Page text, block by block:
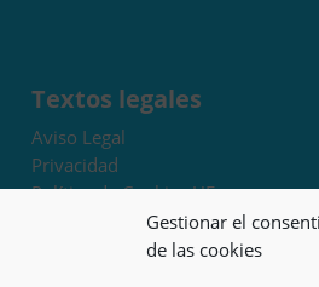
Gestionar el
de las cookies
Textos legales
Aviso Legal
Privacidad
Política de Cookies UE
Términos y condiciones
Exoneración de responsabilidad